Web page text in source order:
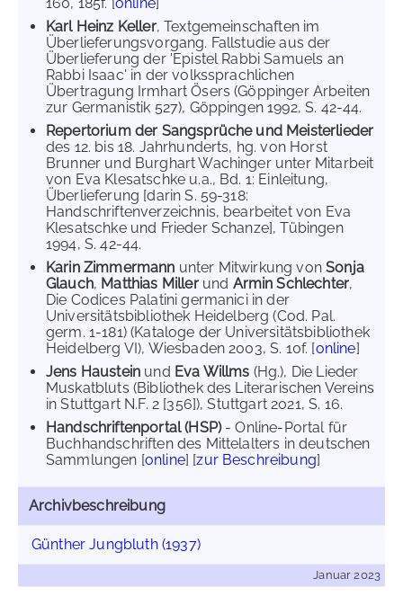
Karl Heinz Keller, Textgemeinschaften im
Überlieferungsvorgang. Fallstudie aus der
Überlieferung der 'Epistel Rabbi Samuels an
Rabbi Isaac' in der volkssprachlichen
Übertragung Irmhart Ösers (Göppinger Arbeiten
zur Germanistik 527), Göppingen 1992, S. 42-44.
Repertorium der Sangsprüche und Meisterlieder
des 12. bis 18. Jahrhunderts, hg. von Horst
Brunner und Burghart Wachinger unter Mitarbeit
von Eva Klesatschke u.a., Bd. 1: Einleitung,
Überlieferung [darin S. 59-318:
Handschriftenverzeichnis, bearbeitet von Eva
Klesatschke und Frieder Schanze], Tübingen
1994, S. 42-44.
Karin Zimmermann unter Mitwirkung vonSonja
Glauch, Matthias Millerund Armin Schlechter,
Die Codices Palatini germanici in der
Universitätsbibliothek Heidelberg (Cod. Pal.
germ. 1-181) (Kataloge der Universitätsbibliothek
Heidelberg VI), Wiesbaden 2003, S. 10f. [online]
Jens Haustein und Eva Willms (Hg.), Die Lieder
Muskatbluts (Bibliothek des Literarischen Vereins
in Stuttgart N.F. 2 [356]), Stuttgart 2021, S. 16.
Handschriftenportal (HSP)- Online-Portal für
Buchhandschriften des Mittelalters in deutschen
Sammlungen [online] [zur Beschreibung]
Archivbeschreibung
Günther Jungbluth (1937)
Januar 2023